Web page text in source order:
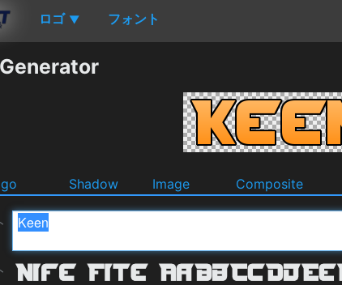
ロゴ ▼ フォント
Shadow Image Composite